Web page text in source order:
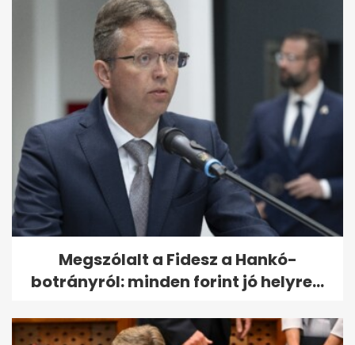
Megszólalt a Fidesz a Hankó-
botrányról: minden forint jó helyre...